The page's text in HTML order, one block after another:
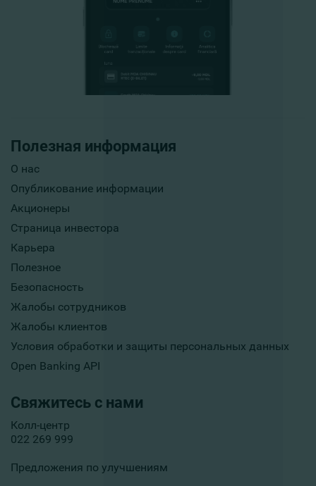
Полезная информация
О нас
Опубликование информации
Акционеры
Страница инвестора
Карьера
Полезное
Безопасность
Жалобы сотрудников
Жалобы клиентов
Условия обработки и защиты персональных данных
Open Banking API
Свяжитесь с нами
Колл-центр
022 269 999
Предложения по улучшениям